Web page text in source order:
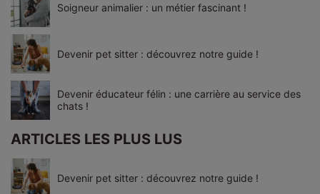
Soigneur animalier : un métier fascinant !
Devenir pet sitter : découvrez notre guide !
Devenir éducateur félin : une carrière au service des
chats !
ARTICLES LES PLUS LUS
Devenir pet sitter : découvrez notre guide !